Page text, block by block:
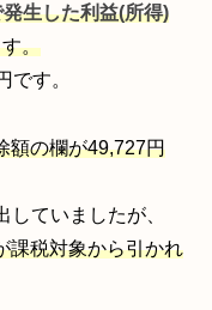
生した利益(所得)
。
です。
額の欄が49,727円
ていましたが、
課税対象から引かれ